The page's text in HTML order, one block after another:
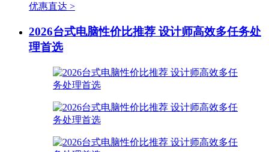
优惠直达 >
2026台式电脑性价比推荐 设计师高效多任务处
理首选